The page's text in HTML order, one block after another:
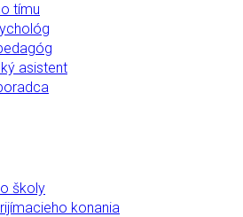
tímu
asistent
školy
konania